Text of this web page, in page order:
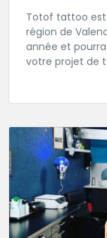
Totof tattoo
région de
année et
votre projet de